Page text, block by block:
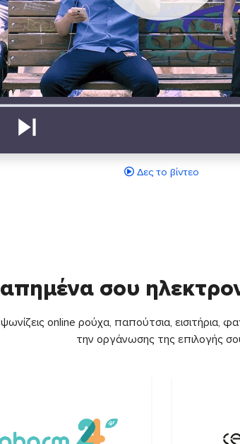
Δες το βίντεο
σου
online ρούχα, παπούτσια, εισιτήρια,
την οργάνωσης της επιλογής